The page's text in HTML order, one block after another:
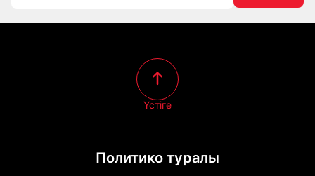
Политико туралы
Үстіге